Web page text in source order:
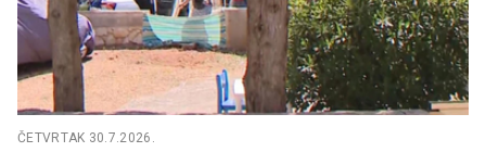
ČETVRTAK 30.7.2026.